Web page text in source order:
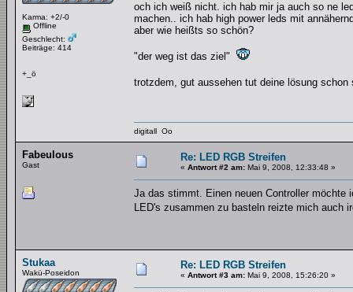
Karma: +2/-0
Offline
Geschlecht:
Beiträge: 414
+_ö
och ich weiß nicht. ich hab mir ja auch so ne
machen.. ich hab high power leds mit
aber wie heißts so schön?
"der weg ist das ziel"
trotzdem, gut aussehen tut deine lösung
digitall Oo
Fabeulous
Gast
Re: LED RGB Streifen
« Antwort #2 am: Mai 9, 2008, 12:33:48 »
Ja das stimmt. Einen neuen Controller
LED's zusammen zu basteln reizte mich auch
Stukaa
Wakü-Poseidon
Re: LED RGB Streifen
« Antwort #3 am: Mai 9, 2008, 15:26:20 »